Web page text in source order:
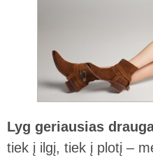
Lyg geriausias
tiek į ilgį, tiek į plotį –